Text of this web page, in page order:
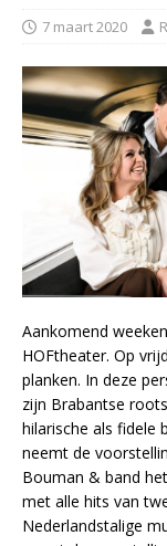
7 maart 2020
Aankomend
HOFtheater. Op
planken. In deze
zijn Brabantse
hilarische als fidele
neemt de
Bouman & band
met alle hits van
Nederlandstalige